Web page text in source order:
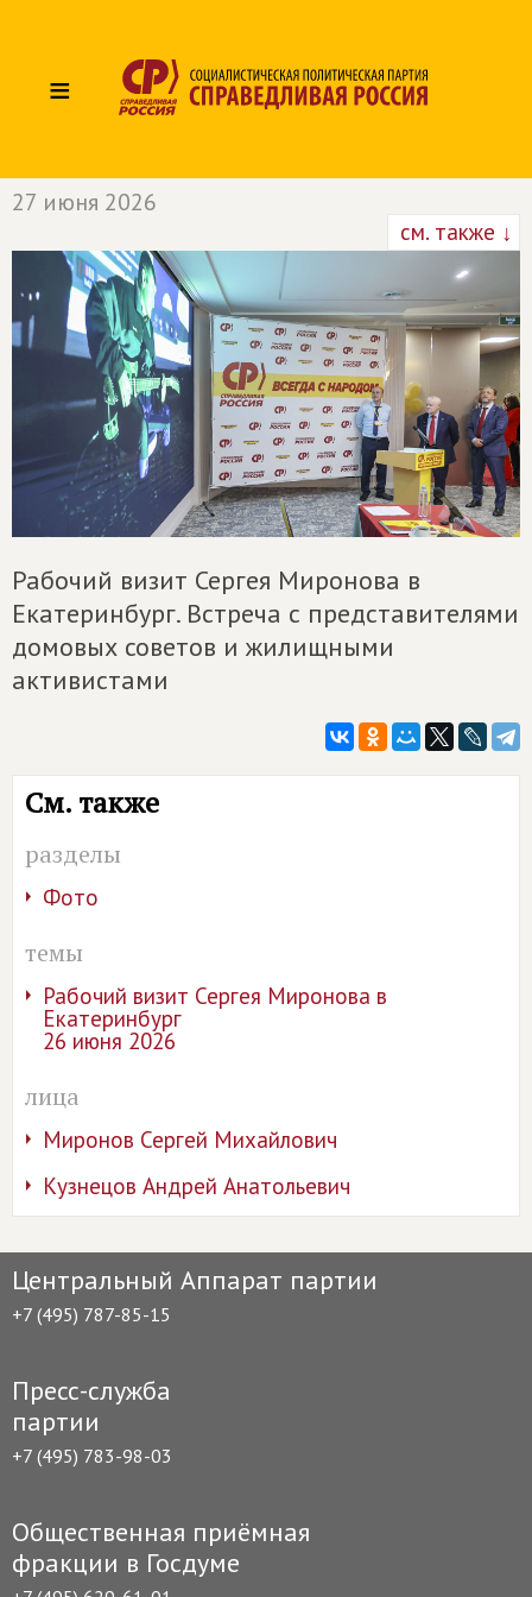
≡
27 июня 2026
см. также ↓
Рабочий визит Сергея Миронова в
Екатеринбург. Встреча с представителями
домовых советов и жилищными
активистами
См. также
разделы
Фото
темы
Рабочий визит Сергея Миронова в
Екатеринбург
26 июня 2026
лица
Миронов Сергей Михайлович
Кузнецов Андрей Анатольевич
Центральный Аппарат партии
+7 (495) 787-85-15
Пресс-служба
партии
+7 (495) 783-98-03
Общественная приёмная
фракции в Госдуме